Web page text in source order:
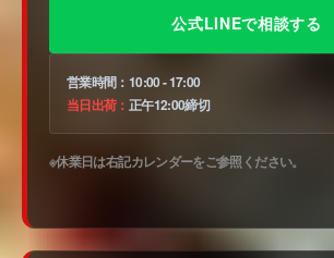
公式LINEで相談する
営業時間： 10:00 - 17:00
当日出荷： 正午12:00締切
※休業日は右記カレンダーをご参照ください。